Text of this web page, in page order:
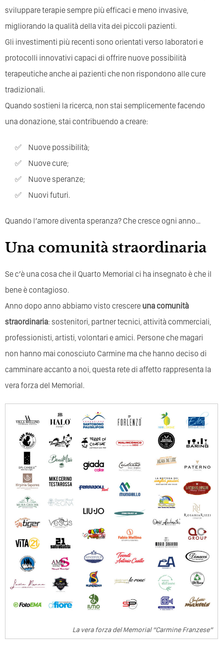
sviluppare terapie sempre più efficaci e meno invasive,
migliorando la qualità della vita dei piccoli pazienti.
Gli investimenti più recenti sono orientati verso laboratori e
protocolli innovativi capaci di offrire nuove possibilità
terapeutiche anche ai pazienti che non rispondono alle cure
tradizionali.
Quando sostieni la ricerca, non stai semplicemente facendo
una donazione, stai contribuendo a creare:
Nuove possibilità;
Nuove cure;
Nuove speranze;
Nuovi futuri.
Quando l’amore diventa speranza? Che cresce ogni anno…
Una comunità straordinaria
Se c’è una cosa che il Quarto Memorial ci ha insegnato è che il
bene è contagioso.
Anno dopo anno abbiamo visto crescere una comunità
straordinaria: sostenitori, partner tecnici, attività commerciali,
professionisti, artisti, volontari e amici. Persone che magari
non hanno mai conosciuto Carmine ma che hanno deciso di
camminare accanto a noi, questa rete di affetto rappresenta la
vera forza del Memorial.
La vera forza del Memorial “Carmine Franzese”